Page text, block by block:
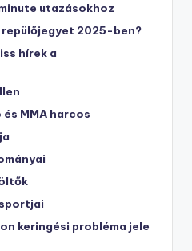
utazásokhoz
2025-ben?
hírek a
MMA harcos
keringési probléma jele